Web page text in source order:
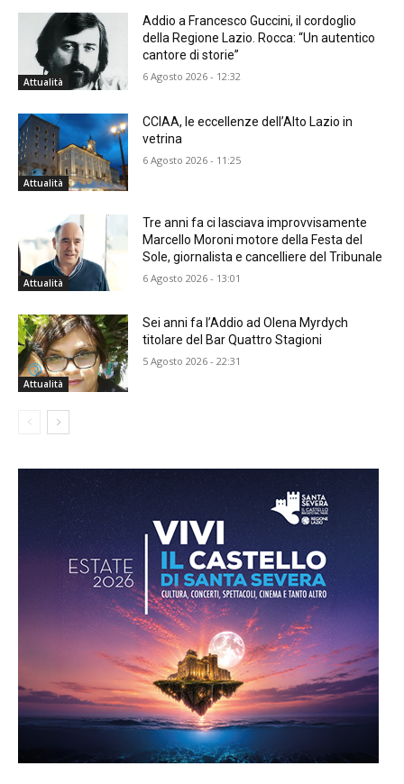
Attualità
Addio a Francesco Guccini, il cordoglio
della Regione Lazio. Rocca: “Un autentico
cantore di storie”
6 Agosto 2026 - 12:32
Attualità
CCIAA, le eccellenze dell’Alto Lazio in
vetrina
6 Agosto 2026 - 11:25
Attualità
Tre anni fa ci lasciava improvvisamente
Marcello Moroni motore della Festa del
Sole, giornalista e cancelliere del Tribunale
6 Agosto 2026 - 13:01
Attualità
Sei anni fa l’Addio ad Olena Myrdych
titolare del Bar Quattro Stagioni
5 Agosto 2026 - 22:31